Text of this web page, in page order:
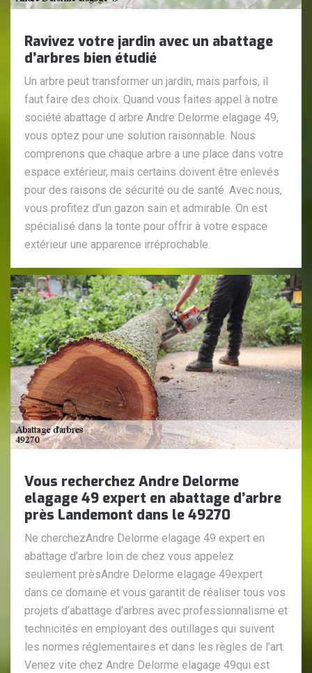
Ravivez votre jardin avec un abattage
d’arbres bien étudié
Un arbre peut transformer un jardin, mais parfois, il
faut faire des choix. Quand vous faites appel à notre
société abattage d arbre Andre Delorme elagage 49,
vous optez pour une solution raisonnable. Nous
comprenons que chaque arbre a une place dans votre
espace extérieur, mais certains doivent être enlevés
pour des raisons de sécurité ou de santé. Avec nous,
vous profitez d’un gazon sain et admirable. On est
spécialisé dans la tonte pour offrir à votre espace
extérieur une apparence irréprochable.
Vous recherchez Andre Delorme
elagage 49 expert en abattage d’arbre
près Landemont dans le 49270
Ne cherchezAndre Delorme elagage 49 expert en
abattage d’arbre loin de chez vous appelez
seulement prèsAndre Delorme elagage 49expert
dans ce domaine et vous garantit de réaliser tous vos
projets d’abattage d’arbres avec professionnalisme et
technicités en employant des outillages qui suivent
les normes réglementaires et dans les règles de l’art.
Venez vite chez Andre Delorme elagage 49qui est